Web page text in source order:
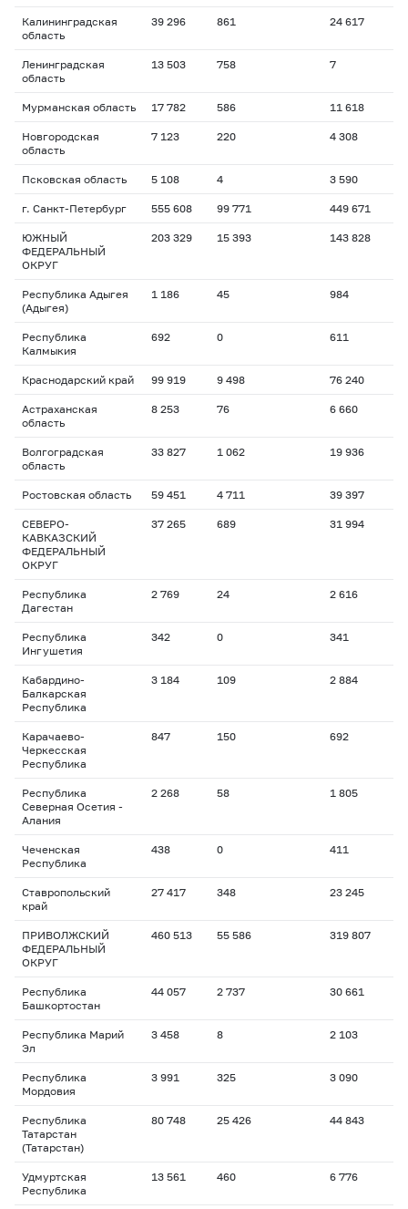
Калининградская
область
39 296 861 24 617
Ленинградская
область
13 503 758 7
Мурманская область 17 782 586 11 618
Новгородская
область
7 123 220 4 308
Псковская область 5 108 4 3 590
г. Санкт-Петербург 555 608 99 771 449 671
ЮЖНЫЙ
ФЕДЕРАЛЬНЫЙ
ОКРУГ
203 329 15 393 143 828
Республика Адыгея
(Адыгея)
1 186 45 984
Республика
Калмыкия
692 0 611
Краснодарский край 99 919 9 498 76 240
Астраханская
область
8 253 76 6 660
Волгоградская
область
33 827 1 062 19 936
Ростовская область 59 451 4 711 39 397
СЕВЕРО-
КАВКАЗСКИЙ
ФЕДЕРАЛЬНЫЙ
ОКРУГ
37 265 689 31 994
Республика
Дагестан
2 769 24 2 616
Республика
Ингушетия
342 0 341
Кабардино-
Балкарская
Республика
3 184 109 2 884
Карачаево-
Черкесская
Республика
847 150 692
Республика
Северная Осетия -
Алания
2 268 58 1 805
Чеченская
Республика
438 0 411
Ставропольский
край
27 417 348 23 245
ПРИВОЛЖСКИЙ
ФЕДЕРАЛЬНЫЙ
ОКРУГ
460 513 55 586 319 807
Республика
Башкортостан
44 057 2 737 30 661
Республика Марий
Эл
3 458 8 2 103
Республика
Мордовия
3 991 325 3 090
Республика
Татарстан
(Татарстан)
80 748 25 426 44 843
Удмуртская
Республика
13 561 460 6 776